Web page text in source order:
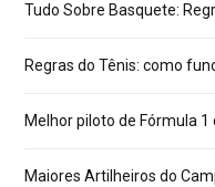
Tudo Sobre Basquete:
Regras do Tênis: como
Melhor piloto de Fórmula
Maiores Artilheiros do